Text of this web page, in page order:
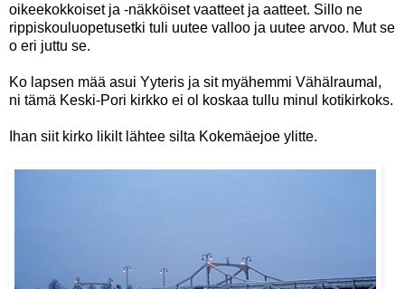
oikeekokkoiset ja -näkköiset vaatteet ja aatteet. Sillo ne
rippiskouluopetusetki tuli uutee valloo ja uutee arvoo. Mut se
o eri juttu se.
Ko lapsen mää asui Yyteris ja sit myähemmi Vähälraumal,
ni tämä Keski-Pori kirkko ei ol koskaa tullu minul kotikirkoks.
Ihan siit kirko likilt lähtee silta Kokemäejoe ylitte.